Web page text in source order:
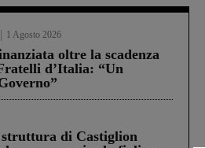
1 Agosto 2026
oltre la scadenza
d’Italia: “Un
struttura di Castiglion